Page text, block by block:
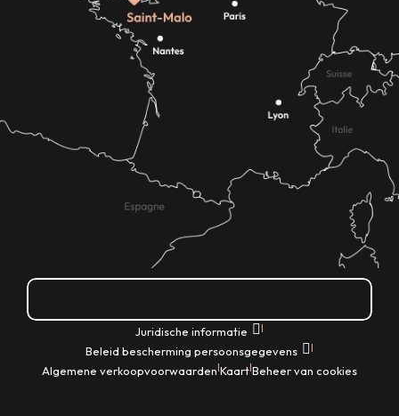
Juridische informatie |
Beleid bescherming persoonsgegevens |
Algemene verkoopvoorwaarden|Kaart|Beheer van cookies